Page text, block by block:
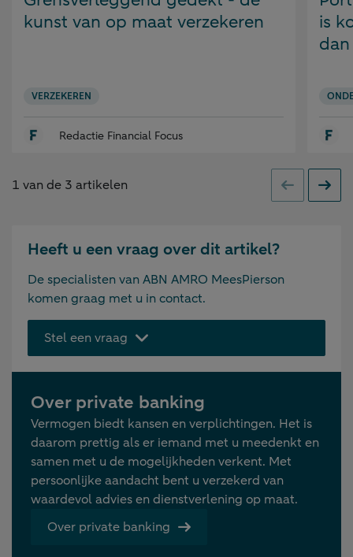
kunst van op maat verzekeren
VERZEKEREN
Redactie Financial Focus
is
1 van de 3 artikelen Vorige
Heeft u een vraag over dit artikel?
De specialisten van ABN AMRO MeesPierson
komen graag met u in contact.
Stel een vraag
Over private banking
Vermogen biedt kansen en verplichtingen. Het is
daarom prettig als er iemand met u meedenkt en
samen met u de mogelijkheden verkent. Met
persoonlijke aandacht bent u verzekerd van
waardevol advies en dienstverlening op maat.
Over private banking